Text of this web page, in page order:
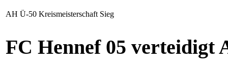
AH Ü-50 Kreismeisterschaft Sieg
FC Hennef 05 verteidigt